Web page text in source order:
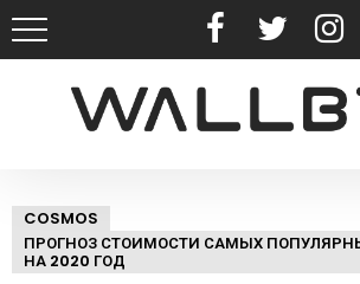
COSMOS
ПРОГНОЗ СТОИМОСТИ САМЫХ
НА 2020 ГОД